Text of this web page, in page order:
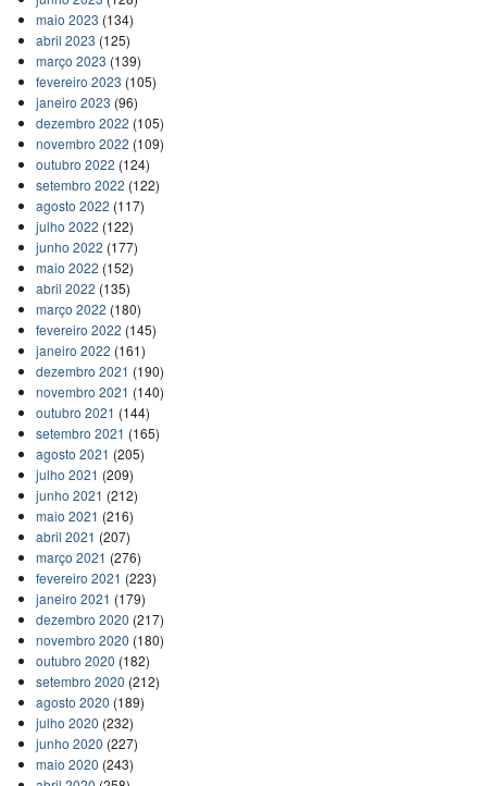
maio 2023 (134)
abril 2023 (125)
março 2023 (139)
fevereiro 2023 (105)
janeiro 2023 (96)
dezembro 2022 (105)
novembro 2022 (109)
outubro 2022 (124)
setembro 2022 (122)
agosto 2022 (117)
julho 2022 (122)
junho 2022 (177)
maio 2022 (152)
abril 2022 (135)
março 2022 (180)
fevereiro 2022 (145)
janeiro 2022 (161)
dezembro 2021 (190)
novembro 2021 (140)
outubro 2021 (144)
setembro 2021 (165)
agosto 2021 (205)
julho 2021 (209)
junho 2021 (212)
maio 2021 (216)
abril 2021 (207)
março 2021 (276)
fevereiro 2021 (223)
janeiro 2021 (179)
dezembro 2020 (217)
novembro 2020 (180)
outubro 2020 (182)
setembro 2020 (212)
agosto 2020 (189)
julho 2020 (232)
junho 2020 (227)
maio 2020 (243)